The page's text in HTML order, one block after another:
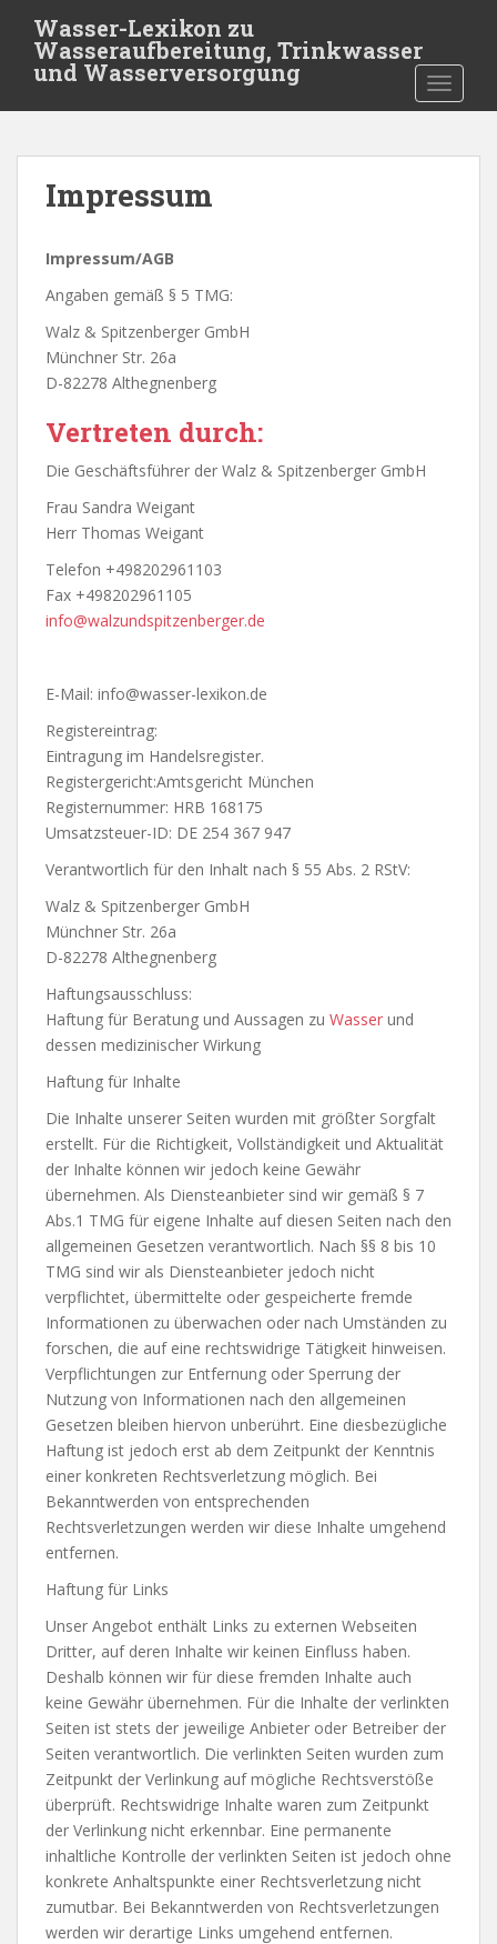
t
Wasser-Lexikon zu
Wasseraufbereitung, Trinkwasser
und Wasserversorgung
Impressum
Impressum/AGB
Angaben gemäß § 5 TMG:
Walz & Spitzenberger GmbH
Münchner Str. 26a
D-82278 Althegnenberg
Vertreten durch:
Die Geschäftsführer der Walz & Spitzenberger GmbH
Frau Sandra Weigant
Herr Thomas Weigant
Telefon +498202961103
Fax +498202961105
info@walzundspitzenberger.de
E-Mail: info@wasser-lexikon.de
Registereintrag:
Eintragung im Handelsregister.
Registergericht:Amtsgericht München
Registernummer: HRB 168175
Umsatzsteuer-ID: DE 254 367 947
Verantwortlich für den Inhalt nach § 55 Abs. 2 RStV:
Walz & Spitzenberger GmbH
Münchner Str. 26a
D-82278 Althegnenberg
Haftungsausschluss:
Haftung für Beratung und Aussagen zu Wasser und
dessen medizinischer Wirkung
Haftung für Inhalte
Die Inhalte unserer Seiten wurden mit größter Sorgfalt
erstellt. Für die Richtigkeit, Vollständigkeit und Aktualität
der Inhalte können wir jedoch keine Gewähr
übernehmen. Als Diensteanbieter sind wir gemäß § 7
Abs.1 TMG für eigene Inhalte auf diesen Seiten nach den
allgemeinen Gesetzen verantwortlich. Nach §§ 8 bis 10
TMG sind wir als Diensteanbieter jedoch nicht
verpflichtet, übermittelte oder gespeicherte fremde
Informationen zu überwachen oder nach Umständen zu
forschen, die auf eine rechtswidrige Tätigkeit hinweisen.
Verpflichtungen zur Entfernung oder Sperrung der
Nutzung von Informationen nach den allgemeinen
Gesetzen bleiben hiervon unberührt. Eine diesbezügliche
Haftung ist jedoch erst ab dem Zeitpunkt der Kenntnis
einer konkreten Rechtsverletzung möglich. Bei
Bekanntwerden von entsprechenden
Rechtsverletzungen werden wir diese Inhalte umgehend
entfernen.
Haftung für Links
Unser Angebot enthält Links zu externen Webseiten
Dritter, auf deren Inhalte wir keinen Einfluss haben.
Deshalb können wir für diese fremden Inhalte auch
keine Gewähr übernehmen. Für die Inhalte der verlinkten
Seiten ist stets der jeweilige Anbieter oder Betreiber der
Seiten verantwortlich. Die verlinkten Seiten wurden zum
Zeitpunkt der Verlinkung auf mögliche Rechtsverstöße
überprüft. Rechtswidrige Inhalte waren zum Zeitpunkt
der Verlinkung nicht erkennbar. Eine permanente
inhaltliche Kontrolle der verlinkten Seiten ist jedoch ohne
konkrete Anhaltspunkte einer Rechtsverletzung nicht
zumutbar. Bei Bekanntwerden von Rechtsverletzungen
werden wir derartige Links umgehend entfernen.